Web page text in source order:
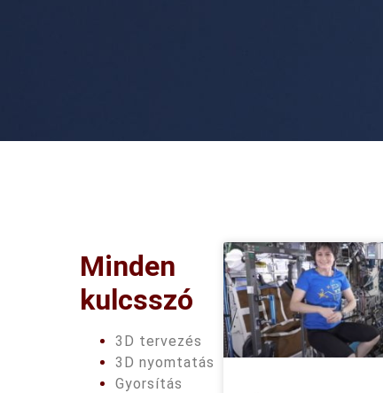
Minden
kulcsszó
3D tervezés
3D nyomtatás
Gyorsítás